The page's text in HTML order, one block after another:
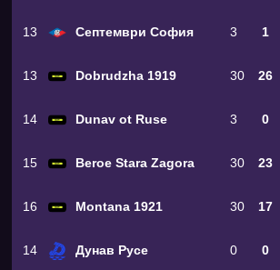
13 Септември София 3 1
13 Dobrudzha 1919 30 26
14 Dunav ot Ruse 3 0
15 Beroe Stara Zagora 30 23
16 Montana 1921 30 17
14 Дунав Русе 0 0